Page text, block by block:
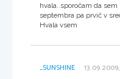
hvala..sporočam da
septembra pa prvič v
Hvala vsem
_SUNSHINE